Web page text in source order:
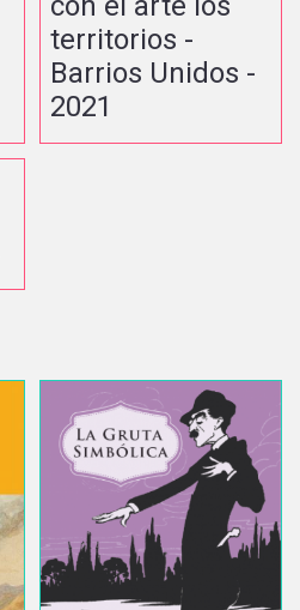
territorios -
Barrios Unidos -
2021